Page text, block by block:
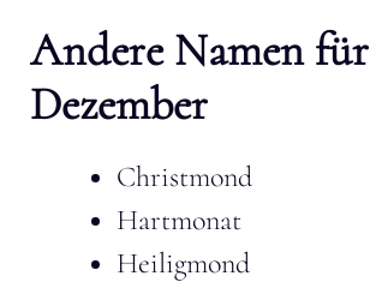
Andere Namen für
Dezember
Christmond
Hartmonat
Heiligmond